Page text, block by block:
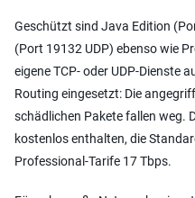
Geschützt sind Java Edition
(Port 19132 UDP) ebenso wie
eigene TCP- oder UDP-Dienste
Routing eingesetzt: Die
schädlichen Pakete fallen weg.
kostenlos enthalten, die
Professional-Tarife 17 Tbps.